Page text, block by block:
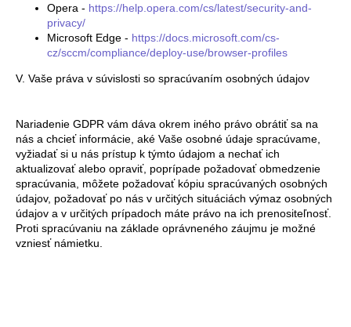
Opera - https://help.opera.com/cs/latest/security-and-
privacy/
Microsoft Edge - https://docs.microsoft.com/cs-
cz/sccm/compliance/deploy-use/browser-profiles
V. Vaše práva v súvislosti so spracúvaním osobných údajov
Nariadenie GDPR vám dáva okrem iného právo obrátiť sa na
nás a chcieť informácie, aké Vaše osobné údaje spracúvame,
vyžiadať si u nás prístup k týmto údajom a nechať ich
aktualizovať alebo opraviť, poprípade požadovať obmedzenie
spracúvania, môžete požadovať kópiu spracúvaných osobných
údajov, požadovať po nás v určitých situáciách výmaz osobných
údajov a v určitých prípadoch máte právo na ich prenositeľnosť.
Proti spracúvaniu na základe oprávneného záujmu je možné
vzniesť námietku.